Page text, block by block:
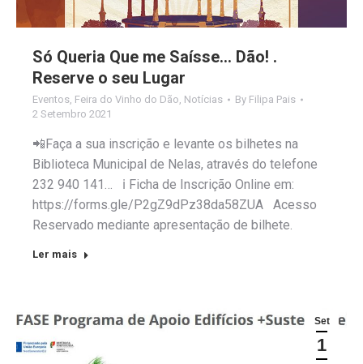
Só Queria Que me Saísse… Dão! .
Reserve o seu Lugar
Eventos, Feira do Vinho do Dão, Notícias By Filipa Pais
2 Setembro 2021
📲Faça a sua inscrição e levante os bilhetes na
Biblioteca Municipal de Nelas, através do telefone
232 940 141… ℹ Ficha de Inscrição Online em:
https://forms.gle/P2gZ9dPz38da58ZUA Acesso
Reservado mediante apresentação de bilhete.
Ler mais
Set
1